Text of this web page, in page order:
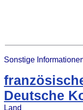
Sonstige
Deutsche
Land